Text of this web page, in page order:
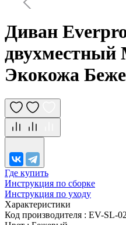
Диван
Экокожа
Где купить
Инструкция по сборке
Инструкция по уходу
Характеристики
Код производителя : EV-SL-